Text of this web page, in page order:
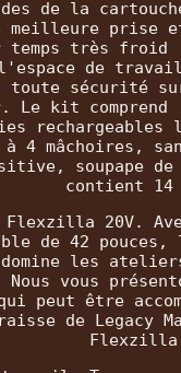
de la
meilleure
très froid
de
sécurité sur
kit
4 mâchoires,
soupape
contient 14
20V.
de 42
les
vous
peut être
de Legacy